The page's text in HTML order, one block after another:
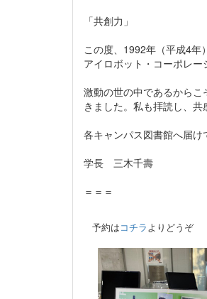
「共創力」
この度、1992年（平成4
アイロボット・コーポレ
激動の世の中であるから
きました。私も拝読し、
各キャンパス図書館へ届け
学長 三木千壽
＝＝＝
予約はコチラよりどうぞ